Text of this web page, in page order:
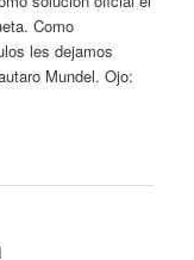
Como
les dejamos
Mundel. Ojo: